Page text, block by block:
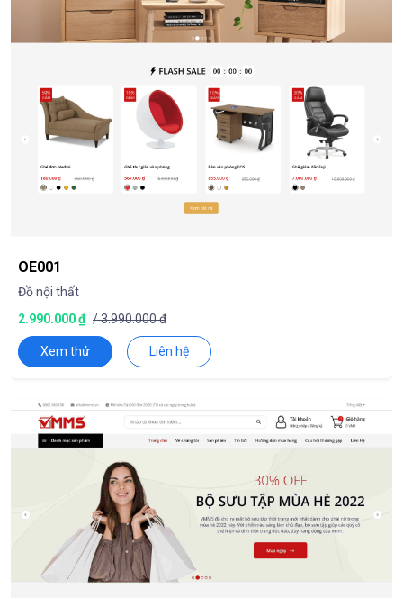
OE001
Đồ nội thất
2.990.000 ₫ / 3.990.000 đ
Xem thử Liên hệ